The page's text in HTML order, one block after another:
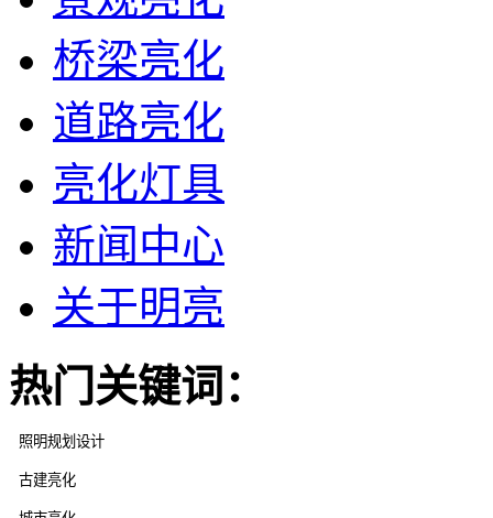
桥梁亮化
道路亮化
亮化灯具
新闻中心
关于明亮
热门关键词：